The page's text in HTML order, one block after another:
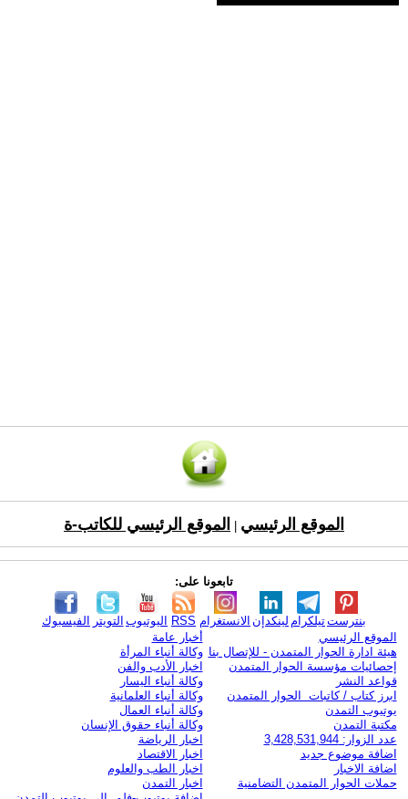
الموقع الرئيسي الموقع الرئيسي للكاتب-ة
تابعونا على:
الفيسبوك التويتر اليوتيوب RSS الانستغرام لينكدإن تيلكرامبنترست
الموقع الرئيسي
هيئة ادارة الحوار المتمدن - للإتصال بنا
إحصائيات مؤسسة الحوار المتمدن
قواعد النشر
ابرز كتاب / كاتبات الحوار المتمدن
يوتيوب التمدن
مكتبة التمدن
عدد الزوار: 3,428,531,944
اضافة موضوع جديد
اضافة الاخبار
حملات الحوار المتمدن التضامنية
أخبار عامة
وكالة أنباء المرأة
اخبار الأدب والفن
وكالة أنباء اليسار
وكالة أنباء العلمانية
وكالة أنباء العمال
وكالة أنباء حقوق الإنسان
اخبار الرياضة
اخبار الاقتصاد
اخبار الطب والعلوم
اخبار التمدن